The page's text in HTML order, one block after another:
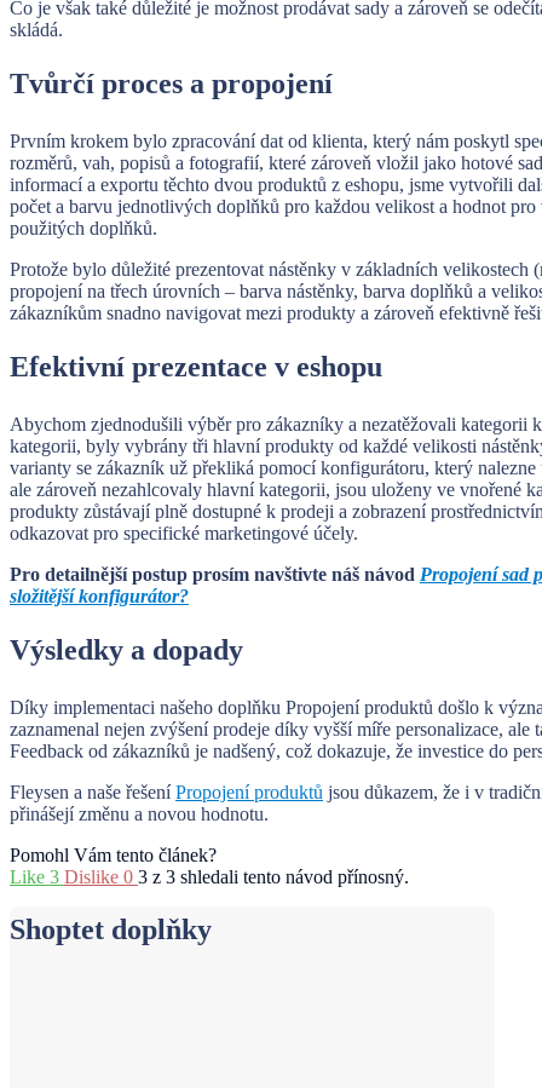
Co je však také důležité je možnost prodávat sady a zároveň se
skládá.
Tvůrčí proces a propojení
Prvním krokem bylo zpracování dat od klienta, který nám poskytl
rozměrů, vah, popisů a fotografií, které zároveň vložil jako hotové
informací a exportu těchto dvou produktů z eshopu, jsme vytvořili
počet a barvu jednotlivých doplňků pro každou velikost a hodnot
použitých doplňků.
Protože bylo důležité prezentovat nástěnky v základních
propojení na třech úrovních – barva nástěnky, barva doplňků a
zákazníkům snadno navigovat mezi produkty a zároveň efektivně
Efektivní prezentace v eshopu
Abychom zjednodušili výběr pro zákazníky a nezatěžovali kategorii
kategorii, byly vybrány tři hlavní produkty od každé velikosti
varianty se zákazník už překliká pomocí konfigurátoru, který
ale zároveň nezahlcovaly hlavní kategorii, jsou uloženy ve vnořené
produkty zůstávají plně dostupné k prodeji a zobrazení
odkazovat pro specifické marketingové účely.
Pro detailnější postup prosím navštivte náš návod Propojení sad
složitější konfigurátor?
Výsledky a dopady
Díky implementaci našeho doplňku Propojení produktů došlo k
zaznamenal nejen zvýšení prodeje díky vyšší míře personalizace,
Feedback od zákazníků je nadšený, což dokazuje, že investice do
Fleysen a naše řešeníPropojení produktů jsou důkazem, že i v
přinášejí změnu a novou hodnotu.
Pomohl Vám tento článek?
Like 3 Dislike 0 3 z 3 shledali tento návod přínosný.
Shoptet doplňky